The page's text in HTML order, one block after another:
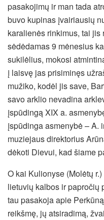
pasakojimų ir man tada
buvo kupinas įvairiausių
karalienės rinkimus, tai
sėdėdamas 9 mėnesius
sukilėlius, mokosi
į laisvę jas prisiminęs
mužiko, kodėl jis save,
savo arklio nevadina
įspūdingą XIX a.
įspūdinga asmenybė – A.
muziejaus direktorius
dėkoti Dievui, kad šiame
O kai Kulionyse (Molėtų
lietuvių kalbos ir papročių
tau pasakoja apie
reikšmę, jų atsiradimą,